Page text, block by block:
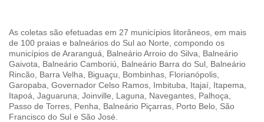
As coletas são efetuadas em 27 municípios litorâneos, em mais
de 100 praias e balneários do Sul ao Norte, compondo os
municípios de Araranguá, Balneário Arroio do Silva, Balneário
Gaivota, Balneário Camboriú, Balneário Barra do Sul, Balneário
Rincão, Barra Velha, Biguaçu, Bombinhas, Florianópolis,
Garopaba, Governador Celso Ramos, Imbituba, Itajaí, Itapema,
Itapoá, Jaguaruna, Joinville, Laguna, Navegantes, Palhoça,
Passo de Torres, Penha, Balneário Piçarras, Porto Belo, São
Francisco do Sul e São José.